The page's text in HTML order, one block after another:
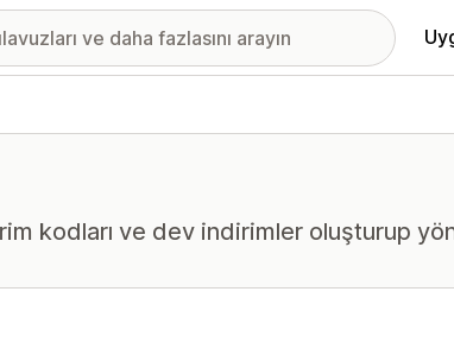
kodları ve dev indirimler oluşturup